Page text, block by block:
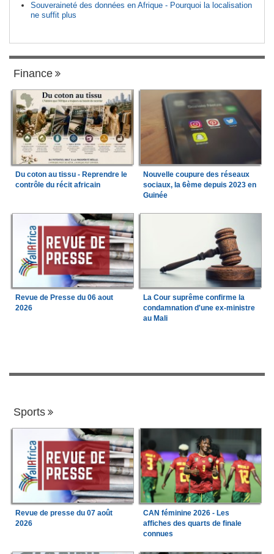
Souveraineté des données en Afrique - Pourquoi la localisation
ne suffit plus
Finance
Du coton au tissu - Reprendre le
contrôle du récit africain
Nouvelle coupure des réseaux
sociaux, la 6ème depuis 2023 en
Guinée
Revue de Presse du 06 aout
2026
La Cour suprême confirme la
condamnation d'une ex-ministre
au Mali
Sports
Revue de presse du 07 août
2026
CAN féminine 2026 - Les
affiches des quarts de finale
connues